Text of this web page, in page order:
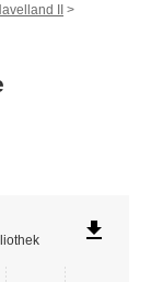
II
file_download